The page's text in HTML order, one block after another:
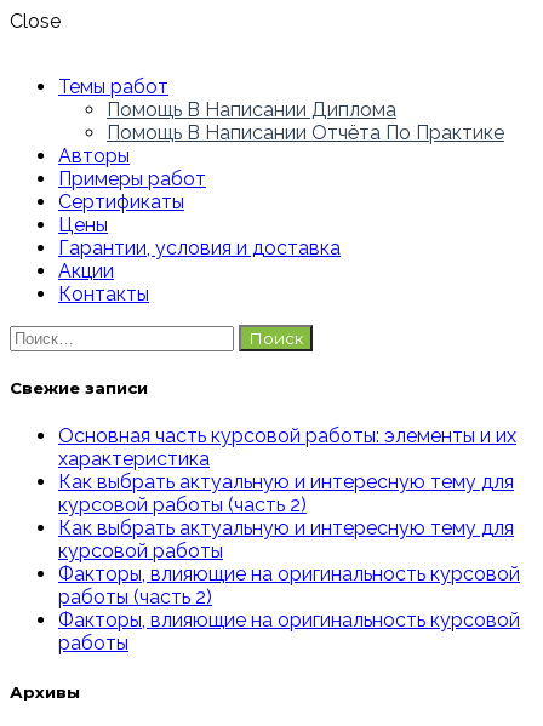
Close
Темы работ
Помощь В Написании Диплома
Помощь В Написании Отчёта По Практике
Авторы
Примеры работ
Сертификаты
Цены
Гарантии, условия и доставка
Акции
Контакты
Найти:
Свежие записи
Основная часть курсовой работы: элементы и их
характеристика
Как выбрать актуальную и интересную тему для
курсовой работы (часть 2)
Как выбрать актуальную и интересную тему для
курсовой работы
Факторы, влияющие на оригинальность курсовой
работы (часть 2)
Факторы, влияющие на оригинальность курсовой
работы
Архивы